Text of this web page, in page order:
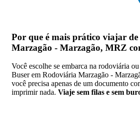
Por que é mais prático viajar
Marzagão - Marzagão, MRZ
Você escolhe se embarca na rodoviária
Buser em Rodoviária Marzagão -
você precisa apenas de um documento
imprimir nada. Viaje sem filas e sem